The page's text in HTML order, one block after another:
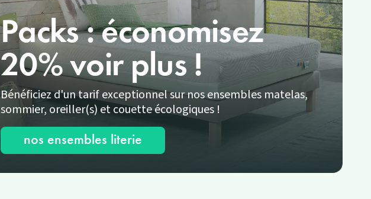
Packs : économisez
20% voir plus !
Bénéficiez d'un tarif exceptionnel sur nos ensembles matelas,
sommier, oreiller(s) et couette écologiques !
nos ensembles literie